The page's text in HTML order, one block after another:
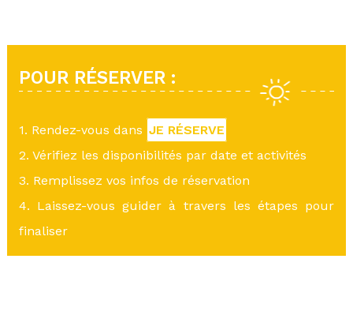
POUR RÉSERVER :
1. Rendez-vous dans JE RÉSERVE
2. Vérifiez les disponibilités par date et activités
3. Remplissez vos infos de réservation
4. Laissez-vous guider à travers les étapes pour
finaliser